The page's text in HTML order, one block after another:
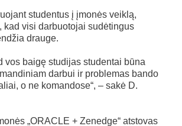
studentus į įmonės veiklą,
kad visi darbuotojai sudėtingus
drauge.
vos baigę studijas studentai būna
darbui ir problemas bando
o ne komandose“, – sakė D.
„ORACLE + Zenedge“ atstovas